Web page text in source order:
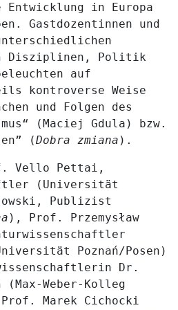
in Europa
Gastdozentinnen und
Disziplinen, Politik
auf
kontroverse Weise
und Folgen des
(Maciej Gdula) bzw.
(Dobra zmiana ).
Vello Pettai ,
(Universität
, Publizist
), Prof. Przemysław
Poznań/Posen)
Dr.
(Max-Weber-Kolleg
Prof. Marek Cichocki